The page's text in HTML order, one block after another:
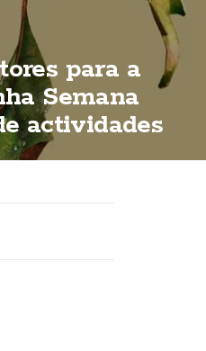
para a
Semana
actividades